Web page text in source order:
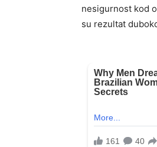
nesigurnost kod
su rezultat